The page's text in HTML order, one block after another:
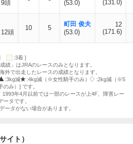
頭
(53.0)
(131.0)
頭
10 5
町田 俊夫
(53.0)
12
(171.6)
:3着 ]
績」はJRAのレースのみとなります。
で出走したレースの成績となります。
:3kg減 :4kg減（※女性騎手のみ）
:2kg減（※5
み）] です。
年4月以前では一部のレースが上4F、障害レー
ータです。
タがない場合があります。
イト）